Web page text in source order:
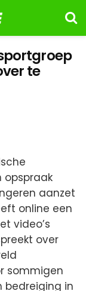
te
opspraak
aanzet
online een
video’s
over
sommigen
bedreiging in